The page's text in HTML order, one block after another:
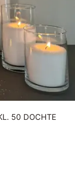
50 DOCHTE